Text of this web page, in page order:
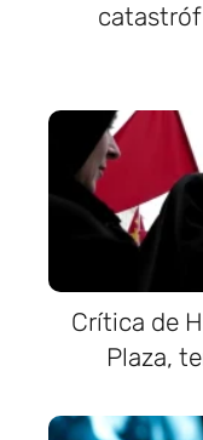
Crítica de
Plaza,